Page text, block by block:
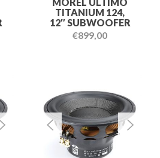
TITANIUM 124,
12″ SUBWOOFER
€899,00